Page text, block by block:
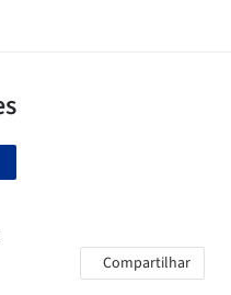
Compartilhar